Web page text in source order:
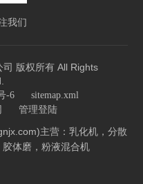
我们
版权所有 All Rights
-6 sitemap.xml
管理登陆
主营：乳化机，分散
体磨，粉液混合机